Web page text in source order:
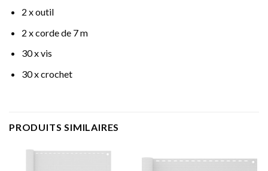
2 x outil
2 x corde de 7 m
30 x vis
30 x crochet
PRODUITS SIMILAIRES